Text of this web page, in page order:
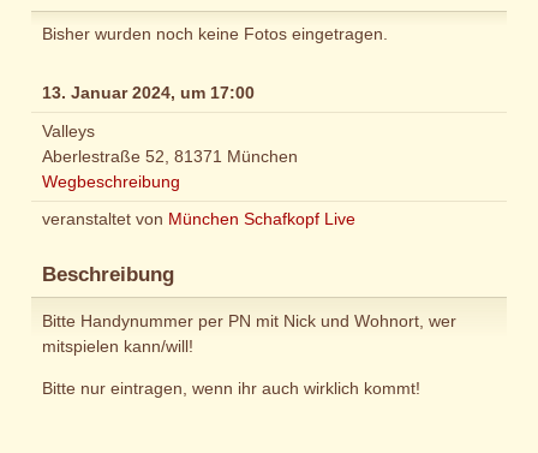
Bisher wurden noch keine Fotos eingetragen.
13. Januar 2024, um 17:00
Valleys
Aberlestraße 52, 81371 München
Wegbeschreibung
veranstaltet von München Schafkopf Live
Beschreibung
Bitte Handynummer per PN mit Nick und Wohnort, wer
mitspielen kann/will!
Bitte nur eintragen, wenn ihr auch wirklich kommt!